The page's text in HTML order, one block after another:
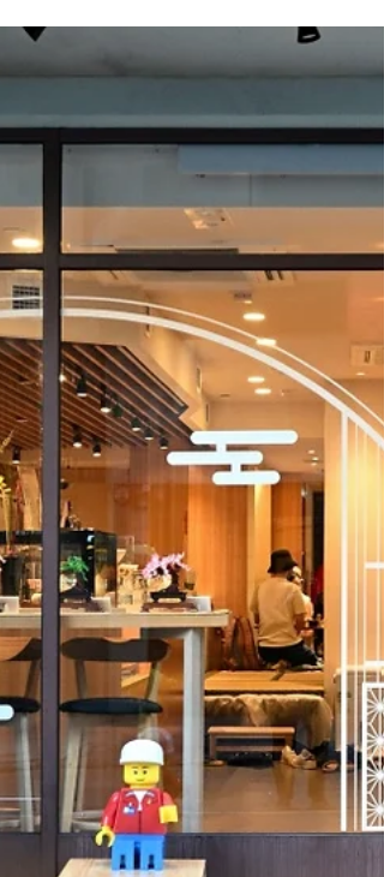
上海姥姥於今個夏日特別推出夏日《火焰雪
山》餐牌，帶來招牌小籠包及雞絲粉皮的變
版本，更推出久違的冷麵及首次面世的冰粉
冰與火的交會，於今個炎夏醒一醒胃。 夏日
限定《火焰雪山》餐牌 多款變奏手工菜式 上
海姥姥將每道上海傳統菜式變奏兼昇華，每